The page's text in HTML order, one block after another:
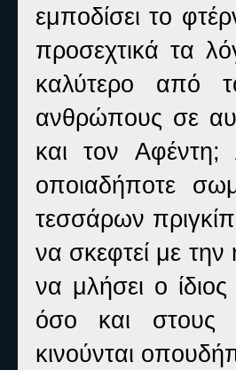
εμποδίσει το
προσεχτικά τα
καλύτερο από
ανθρώπους σε
και τον
οποιαδήποτε
τεσσάρων
να σκεφτεί με
να μλήσει ο
όσο και στους
κινούνται